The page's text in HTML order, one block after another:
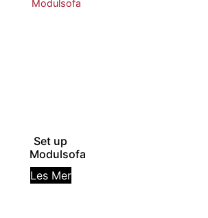
Set up
Modulsofa
Les Mer